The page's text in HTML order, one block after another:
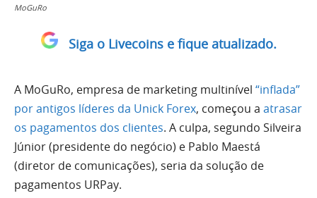
MoGuRo
Siga o Livecoins e fique atualizado.
A MoGuRo, empresa de marketing multinível “inflada”
por antigos líderes da Unick Forex, começou a atrasar
os pagamentos dos clientes. A culpa, segundo Silveira
Júnior (presidente do negócio) e Pablo Maestá
(diretor de comunicações), seria da solução de
pagamentos URPay.